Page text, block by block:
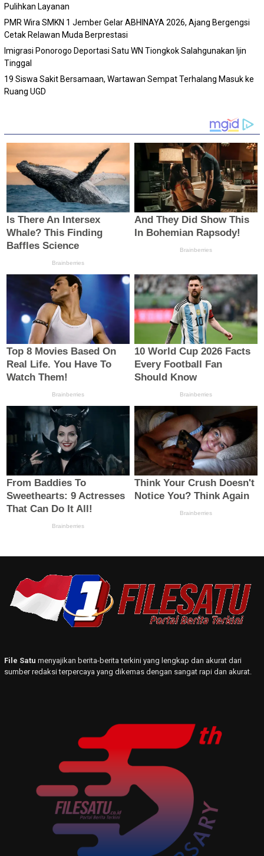
Pulihkan Layanan
PMR Wira SMKN 1 Jember Gelar ABHINAYA 2026, Ajang Bergengsi
Cetak Relawan Muda Berprestasi
Imigrasi Ponorogo Deportasi Satu WN Tiongkok Salahgunakan Ijin
Tinggal
19 Siswa Sakit Bersamaan, Wartawan Sempat Terhalang Masuk ke
Ruang UGD
File Satu menyajikan berita-berita terkini yang lengkap dan akurat dari
sumber redaksi terpercaya yang dikemas dengan sangat rapi dan akurat.